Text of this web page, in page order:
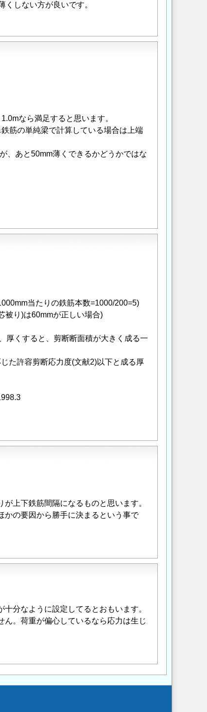
しない方が良いです。
なら満足すると思います。
筋の単純梁で計算している場合は上端
、あと50mm薄くできるかどうかではな
当たりの鉄筋本数=1000/200=5)
り)は60mmが正しい場合)
くすると、剪断断面積が大きく成る一
た許容剪断応力度(文献2)以下と成る厚
上下鉄筋間隔になるものと思います。
かの要因から勝手に決まるという事で
分なように設定してるとおもいます。
。荷重が偏心しているなら応力は生じ